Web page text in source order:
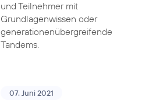
und Teilnehmer mit
Grundlagenwissen oder
generationenübergreifende
Tandems.
07. Juni 2021